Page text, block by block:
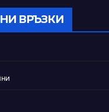
ВРЪЗКИ